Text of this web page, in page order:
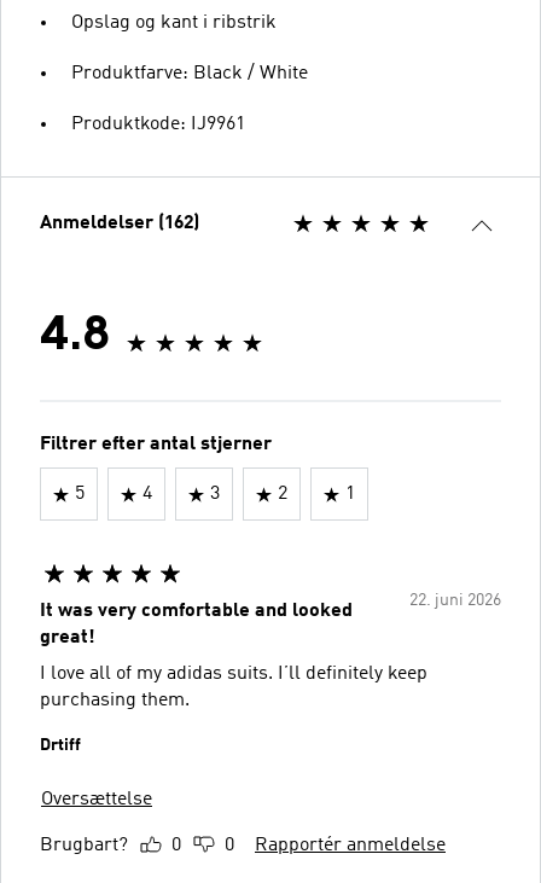
Opslag og kant i ribstrik
Produktfarve: Black / White
Produktkode: IJ9961
Anmeldelser (162)
4.8
Filtrer efter antal stjerner
5 4 3 2 1
22. juni 2026
It was very comfortable and looked
great!
I love all of my adidas suits. I’ll definitely keep
purchasing them.
Drtiff
Oversættelse
Brugbart? 0 0 Rapportér anmeldelse